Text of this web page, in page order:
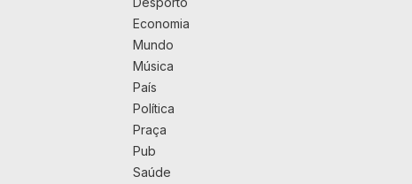
Economia
Mundo
Música
País
Política
Praça
Pub
Saúde